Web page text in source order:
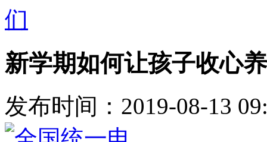
新学期如何让孩子收心
发布时间：2019-08-13